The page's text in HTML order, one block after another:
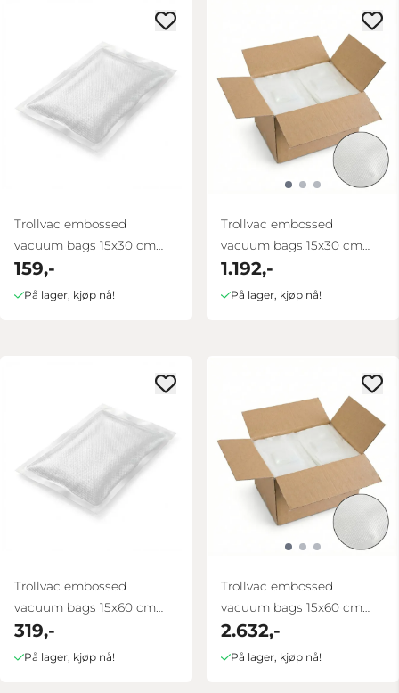
Trollvac embossed
vacuum bags 15x30 cm
100 pcs
159,-
På lager, kjøp nå!
Trollvac embossed
vacuum bags 15x30 cm
box 1000 pcs
1.192,-
På lager, kjøp nå!
Trollvac embossed
vacuum bags 15x60 cm
100 pcs
319,-
På lager, kjøp nå!
Trollvac embossed
vacuum bags 15x60 cm
box 1000 pcs
2.632,-
På lager, kjøp nå!